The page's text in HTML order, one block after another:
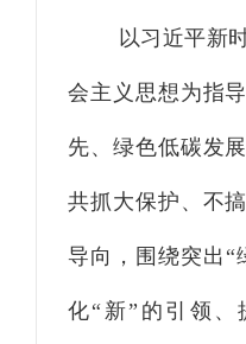
以习近平新
会主义思想为指
先、绿色低碳发
共抓大保护、不
导向，围绕突出 “
化“新”的引领、